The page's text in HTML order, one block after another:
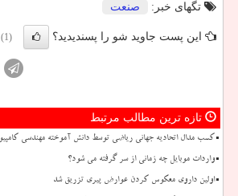
تگهای خبر:
صنعت
این پست جاوید شو را پسندیدید؟ (1)
تازه ترین مطالب مرتبط
کسب مدال اتحادیه جهانی ریاضی توسط دانش آموخته مهندسی
واردات موبایل چه زمانی از سر گرفته می شود؟
اولین داروی معکوس کردن عوارض پیری تزریق شد